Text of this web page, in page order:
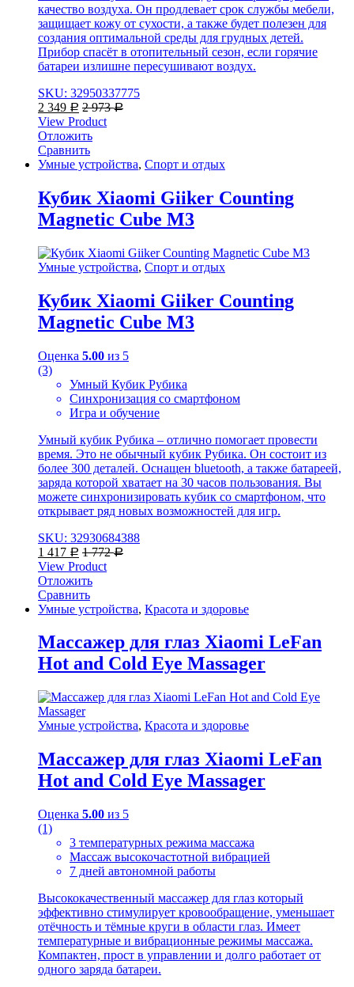
качество воздуха. Он продлевает срок службы мебели,
защищает кожу от сухости, а также будет полезен для
создания оптимальной среды для грудных детей.
Прибор спасёт в отопительный сезон, если горячие
батареи излишне пересушивают воздух.
SKU: 32950337775
2 349 Р 2 973Р
View Product
Отложить
Сравнить
Умные устройства, Спорт и отдых
Кубик Xiaomi Giiker Counting
Magnetic Cube M3
Умные устройства, Спорт и отдых
Кубик Xiaomi Giiker Counting
Magnetic Cube M3
Оценка 5.00 из 5
(3)
Умный Кубик Рубика
Синхронизация со смартфоном
Игра и обучение
Умный кубик Рубика – отлично помогает провести
время. Это не обычный кубик Рубика. Он состоит из
более 300 деталей. Оснащен bluetooth, а также батареей,
заряда которой хватает на 30 часов пользования. Вы
можете синхронизировать кубик со смартфоном, что
открывает ряд новых возможностей для игр.
SKU: 32930684388
1 417 Р 1 772Р
View Product
Отложить
Сравнить
Умные устройства, Красота и здоровье
Массажер для глаз Xiaomi LeFan
Hot and Cold Eye Massager
Умные устройства, Красота и здоровье
Массажер для глаз Xiaomi LeFan
Hot and Cold Eye Massager
Оценка 5.00 из 5
(1)
3 температурных режима массажа
Массаж высокочастотной вибрацией
7 дней автономной работы
Высококачественный массажер для глаз который
эффективно стимулирует кровообращение, уменьшает
отёчность и тёмные круги в области глаз. Имеет
температурные и вибрационные режимы массажа.
Компактен, прост в управлении и долго работает от
одного заряда батареи.